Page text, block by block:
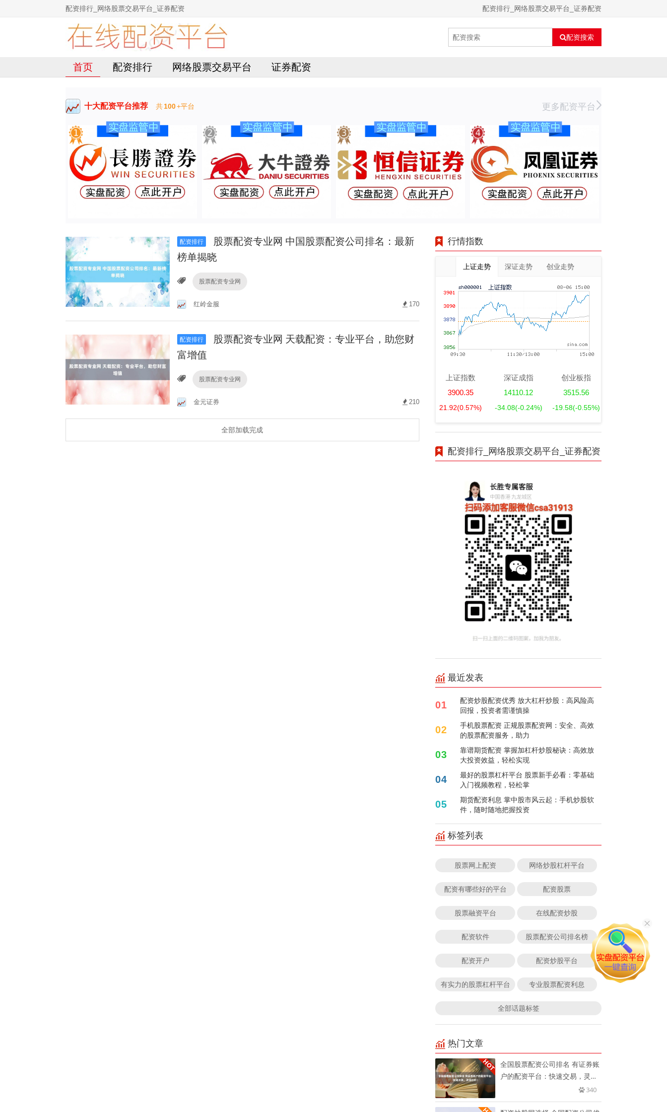
配资排行_网络股票交易平台_证券配资 配资排行_网络股票交易平台_证券配资
配资搜索
首页 配资排行 网络股票交易平台 证券配资
十大配资平台推荐 共100+平台 更多配资平台
配资排行
股票配资专业网 中国股票配资公司排名：最新
榜单揭晓
股票配资专业网
红岭金服 170
配资排行
股票配资专业网 天载配资：专业平台，助您财
富增值
股票配资专业网
金元证券 210
全部加载完成
行情指数
上证走势 深证走势 创业走势
上证指数
3900.35
21.92(0.57%)
深证成指
14110.12
-34.08(-0.24%)
创业板指
3515.56
-19.58(-0.55%)
配资排行_网络股票交易平台_证券配资
最近发表
01
配资炒股配资优秀 放大杠杆炒股：高风险高
回报，投资者需谨慎操
02
手机股票配资 正规股票配资网：安全、高效
的股票配资服务，助力
03
靠谱期货配资 掌握加杠杆炒股秘诀：高效放
大投资效益，轻松实现
04
最好的股票杠杆平台 股票新手必看：零基础
入门视频教程，轻松掌
05
期货配资利息 掌中股市风云起：手机炒股软
件，随时随地把握投资
标签列表
股票网上配资 网络炒股杠杆平台
配资有哪些好的平台 配资股票
股票融资平台 在线配资炒股
配资软件 股票配资公司排名榜
配资开户 配资炒股平台
有实力的股票杠杆平台 专业股票配资利息
全部话题标签
热门文章
全国股票配资公司排名 有证券账
户的配资平台：快速交易，灵活
340